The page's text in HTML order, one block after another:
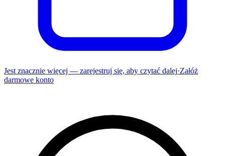
Jest znacznie więcej — zarejestruj się, aby czytać dalej·Załóż
darmowe konto